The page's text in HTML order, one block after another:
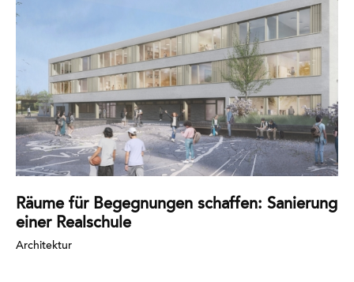
Räume für Begegnungen schaffen: Sanierung
einer Realschule
Architektur